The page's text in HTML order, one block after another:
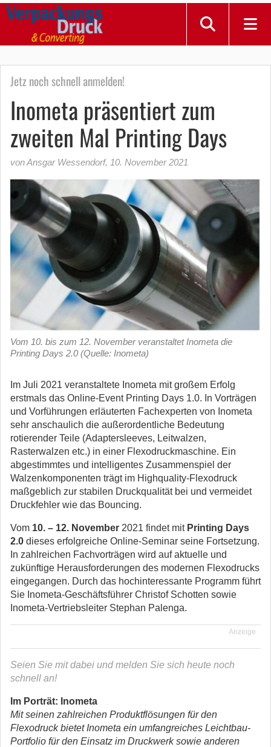
Jetz noch schnell anmelden!
Inometa präsentiert zum
zweiten Mal Printing Days
von Ansgar Wessendorf, 10. November 2021
Vom 10. bis zum 12. November veranstaltet Inometa die
Printing Days 2.0 (Quelle: Inometa)
Im Juli 2021 veranstaltete Inometa mit großem Erfolg
erstmals das Online-Event Printing Days 1.0. In Vorträgen
und Vorführungen erläuterten Fachexperten von Inometa
sehr anschaulich die außerordentliche Bedeutung
rotierender Teile (Adaptersleeves, Leitwalzen,
Rasterwalzen etc.) in einer Flexodruckmaschine. Ein
abgestimmtes und intelligentes Zusammenspiel der
Walzenkomponenten trägt im Highquality-Flexodruck
maßgeblich zur stabilen Druckqualität bei und vermeidet
Druckfehler wie das Bouncing.
Vom 10. – 12. November 2021 findet mit Printing Days
2.0 dieses erfolgreiche Online-Seminar seine Fortsetzung.
In zahlreichen Fachvorträgen wird auf aktuelle und
zukünftige Herausforderungen des modernen Flexodrucks
eingegangen. Durch das hochinteressante Programm führt
Sie Inometa-Geschäftsführer Christof Schotten sowie
Inometa-Vertriebsleiter Stephan Palenga.
Anzeige
Seien Sie mit dabei und melden Sie sich heute noch
schnell an!
Im Porträt: Inometa
Mit seinen zahlreichen Produktflösungen für den
Flexodruck bietet Inometa ein umfangreiches Leichtbau-
Portfolio für den Einsatz im Druckwerk sowie anderen